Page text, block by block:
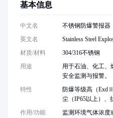
基本信息
中文名
不锈钢防爆警报器
英文名
Stainless Steel
材质/材料
304/316不锈钢
用途
用于石油、化工、
安全监测与报警。
特性
防爆等级高（
尘（IP65以上）、
作用/功能
监测环境气体浓度